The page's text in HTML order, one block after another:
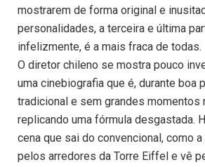
mostrarem de forma original e
personalidades, a terceira e última
infelizmente, é a mais fraca de todas.
O diretor chileno se mostra pouco
uma cinebiografia que é, durante boa
tradicional e sem grandes momentos
replicando uma fórmula desgastada.
cena que sai do convencional, como
pelos arredores da Torre Eiffel e vê